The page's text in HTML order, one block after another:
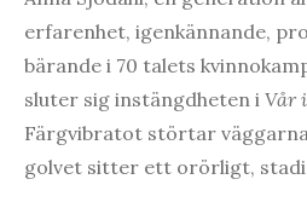
erfarenhet, igenkännande,
bärande i 70 talets
sluter sig instängdheten i Vår
Färgvibratot störtar
golvet sitter ett orörligt,